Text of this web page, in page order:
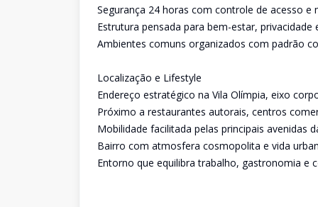
Segurança 24 horas com controle de acesso
Estrutura pensada para bem-estar,
Ambientes comuns organizados com padrão
Localização e Lifestyle
Endereço estratégico na Vila Olímpia, eixo
Próximo a restaurantes autorais, centros
Mobilidade facilitada pelas principais avenidas
Bairro com atmosfera cosmopolita e vida
Entorno que equilibra trabalho, gastronomia e